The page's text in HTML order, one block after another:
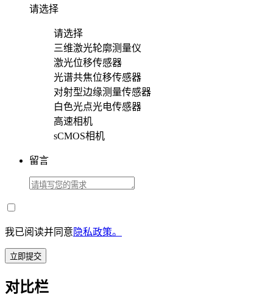
请选择
请选择
三维激光轮廓测量仪
激光位移传感器
光谱共焦位移传感器
对射型边缘测量传感器
白色光点光电传感器
高速相机
sCMOS相机
留言
我已阅读并同意 隐私政策。
立即提交
对比栏